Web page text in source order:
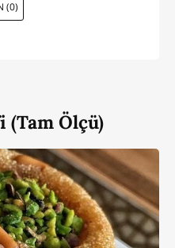
(0)
(Tam Ölçü)